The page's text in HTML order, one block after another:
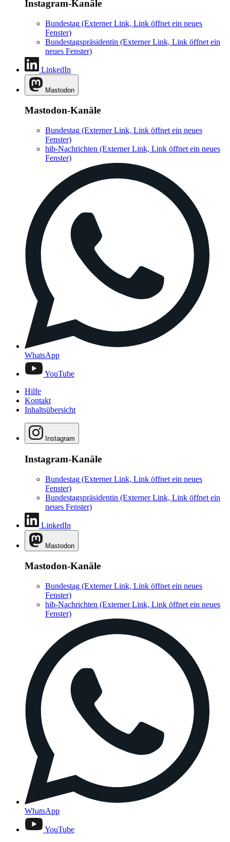
Instagram-Kanäle
Bundestag (Externer Link, Link öffnet ein neues
Fenster)
Bundestagspräsidentin (Externer Link, Link öffnet ein
neues Fenster)
LinkedIn
Mastodon
Mastodon-Kanäle
Bundestag (Externer Link, Link öffnet ein neues
Fenster)
hib-Nachrichten (Externer Link, Link öffnet ein neues
Fenster)
WhatsApp
YouTube
Hilfe
Kontakt
Inhaltsübersicht
Instagram
Instagram-Kanäle
Bundestag (Externer Link, Link öffnet ein neues
Fenster)
Bundestagspräsidentin (Externer Link, Link öffnet ein
neues Fenster)
LinkedIn
Mastodon
Mastodon-Kanäle
Bundestag (Externer Link, Link öffnet ein neues
Fenster)
hib-Nachrichten (Externer Link, Link öffnet ein neues
Fenster)
WhatsApp
YouTube